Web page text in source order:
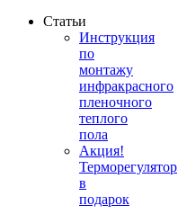
Статьи
Инструкция
по
монтажу
инфракрасного
пленочного
теплого
пола
Акция!
Терморегулятор
в
подарок